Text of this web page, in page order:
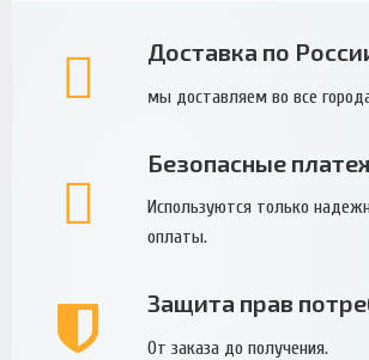
Доставка по
мы доставляем во все
Безопасные
Используются только
оплаты.
Защита прав
От заказа до получения.